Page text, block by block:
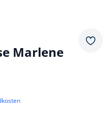
Marlene